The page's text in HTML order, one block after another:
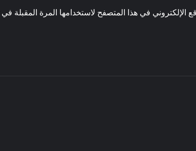
الإلكتروني في هذا المتصفح لاستخدامها المرة المقبلة في